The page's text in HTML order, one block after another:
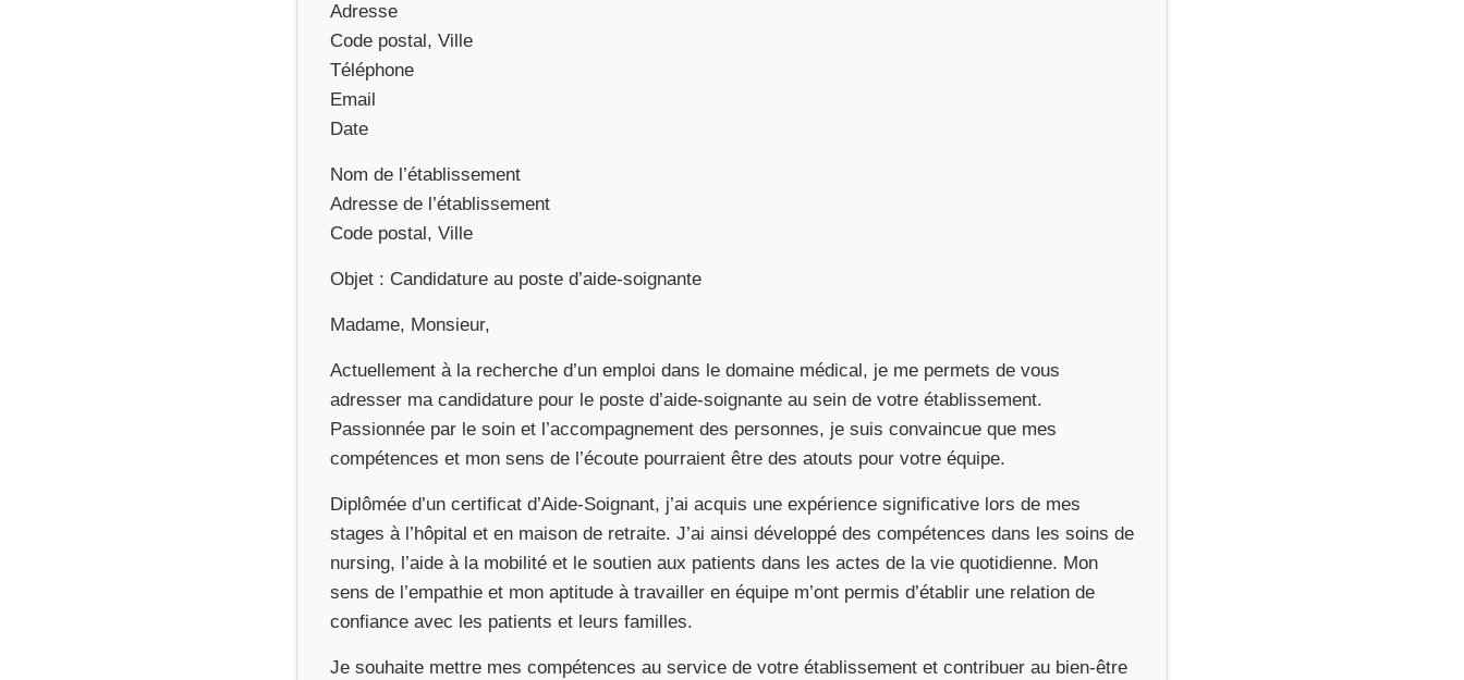
Adresse
Code postal, Ville
Téléphone
Email
Date
Nom de l’établissement
Adresse de l’établissement
Code postal, Ville
Objet : Candidature au poste d’aide-soignante
Madame, Monsieur,
Actuellement à la recherche d’un emploi dans le domaine médical, je me permets de vous
adresser ma candidature pour le poste d’aide-soignante au sein de votre établissement.
Passionnée par le soin et l’accompagnement des personnes, je suis convaincue que mes
compétences et mon sens de l’écoute pourraient être des atouts pour votre équipe.
Diplômée d’un certificat d’Aide-Soignant, j’ai acquis une expérience significative lors de mes
stages à l’hôpital et en maison de retraite. J’ai ainsi développé des compétences dans les soins de
nursing, l’aide à la mobilité et le soutien aux patients dans les actes de la vie quotidienne. Mon
sens de l’empathie et mon aptitude à travailler en équipe m’ont permis d’établir une relation de
confiance avec les patients et leurs familles.
Je souhaite mettre mes compétences au service de votre établissement et contribuer au bien-être